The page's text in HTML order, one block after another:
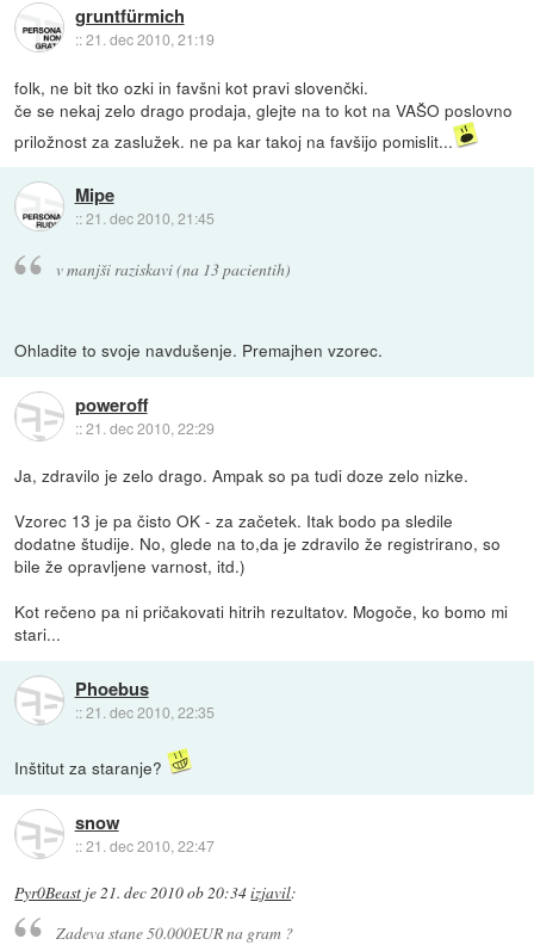
gruntfürmich
::21. dec 2010, 21:19
folk, ne bit tko ozki in favšni kot pravi slovenčki.
če se nekaj zelo drago prodaja, glejte na to kot na VAŠO poslovno
priložnost za zaslužek. ne pa kar takoj na favšijo pomislit...
Mipe
::21. dec 2010, 21:45
v manjši raziskavi (na 13 pacientih)
Ohladite to svoje navdušenje. Premajhen vzorec.
poweroff
::21. dec 2010, 22:29
Ja, zdravilo je zelo drago. Ampak so pa tudi doze zelo nizke.
Vzorec 13 je pa čisto OK - za začetek. Itak bodo pa sledile
dodatne študije. No, glede na to,da je zdravilo že registrirano, so
bile že opravljene varnost, itd.)
Kot rečeno pa ni pričakovati hitrih rezultatov. Mogoče, ko bomo mi
stari...
Phoebus
::21. dec 2010, 22:35
Inštitut za staranje?
snow
::21. dec 2010, 22:47
Pyr0Beast je21. dec 2010 ob 20:34izjavil:
Zadeva stane 50.000EUR na gram ?